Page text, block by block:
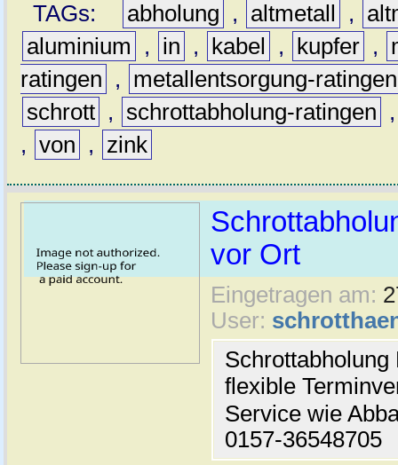
TAGs:
abholung , altmetall ,
aluminium
, in , kabel , kupfer ,
ratingen
,
metallentsorgung-ratingen
schrott , schrottabholung-ratingen
, von , zink
vor Ort
Eingetragen am:
User:
Schrottabholung
flexible
Service wie
0157-36548705